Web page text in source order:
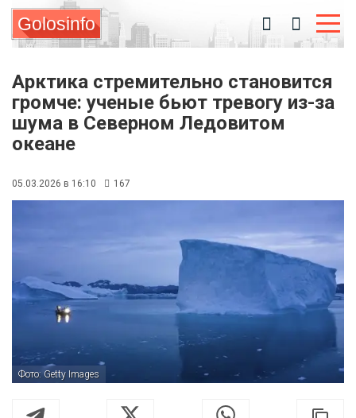
Golosinfo
Арктика стремительно становится
громче: ученые бьют тревогу из-за
шума в Северном Ледовитом
океане
05.03.2026 в 16:10 167
Фото: Getty Images